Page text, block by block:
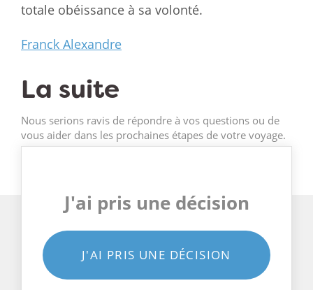
totale obéissance à sa volonté.
Franck Alexandre
La suite
Nous serions ravis de répondre à vos questions ou de
vous aider dans les prochaines étapes de votre voyage.
J'ai pris une décision
J'AI PRIS UNE DÉCISION